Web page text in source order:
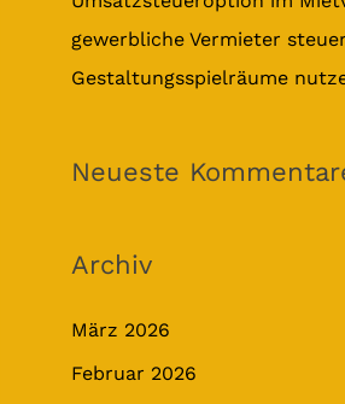
gewerbliche Vermieter
Gestaltungsspielräume
Neueste
Archiv
März 2026
Februar 2026